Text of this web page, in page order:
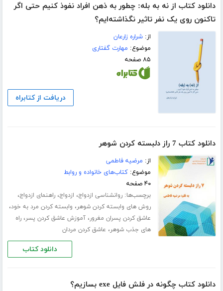
دانلود کتاب از نه به بله: چطور به ذهن افراد نفوذ کنیم حتی اگر
تاکنون روی یک نفر تاثیر نگذاشته‌ایم؟
از:شراره زارعان
موضوع: مهارت گفتاری
۸۵ صفحه
دریافت از کتابراه
دانلود کتاب 7 راز دلبسته کردن شوهر
از: مرضیه فاطمی
موضوع:کتاب‌های خانواده و روابط
۴۰ صفحه
برچسب‌ها:روانشناسی ازدواج، ازدواج،راهنمای ازدواج،
روش های وابسته کردن شوهر، وابسته کردن مرد به خود،
عاشق کردن پسران مغرور،آموزش عاشق کردن پسر،راه
های جذب شوهر، عاشق کردن مردان
دانلود کتاب
دانلود کتاب چگونه در فلش فایل exe بسازیم؟